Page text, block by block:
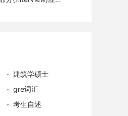
建筑学硕士
gre词汇
考生自述